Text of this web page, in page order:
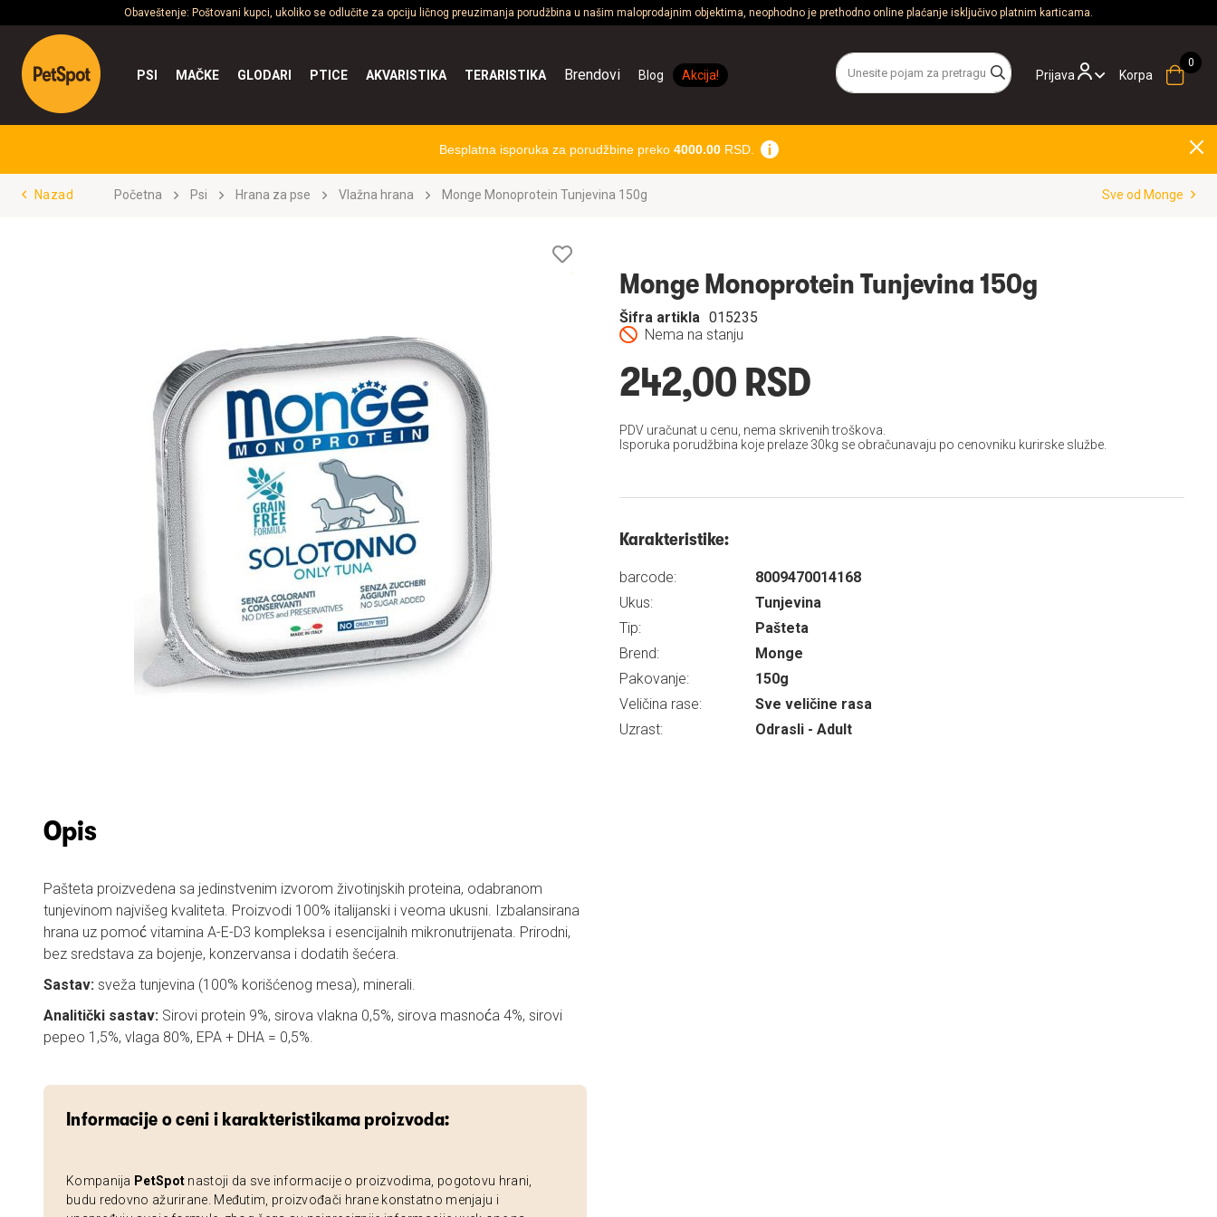
Obaveštenje: Poštovani kupci, ukoliko se odlučite za opciju ličnog preuzimanja porudžbina u našim maloprodajnim objektima, neophodno je prethodno online plaćanje isključivo platnim karticama.
Prijava
PSI MAČKE GLODARI PTICE AKVARISTIKA TERARISTIKA Brendovi Blog Akcija! Korpa
Besplatna isporuka za porudžbine preko 4000.00RSD.
Nazad Početna Psi Hrana za pse Vlažna hrana Monge Monoprotein Tunjevina 150g Sve od Monge
Opis
Pašteta proizvedena sa jedinstvenim izvorom životinjskih proteina, odabranom
tunjevinom najvišeg kvaliteta. Proizvodi 100% italijanski i veoma ukusni. Izbalansirana
hrana uz pomoć vitamina A-E-D3 kompleksa i esencijalnih mikronutrijenata. Prirodni,
bez sredstava za bojenje, konzervansa i dodatih šećera.
Sastav: sveža tunjevina (100% korišćenog mesa), minerali.
Analitički sastav: Sirovi protein 9%, sirova vlakna 0,5%, sirova masnoća 4%, sirovi
pepeo 1,5%, vlaga 80%, EPA + DHA = 0,5%.
Informacije o ceni i karakteristikama proizvoda:
Kompanija PetSpot nastoji da sve informacije o proizvodima, pogotovu hrani,
budu redovno ažurirane. Međutim, proizvođači hrane konstatno menjaju i
želja
Monge Monoprotein Tunjevina 150g
Nema na stanju
Šifra artikla 015235
242,00 RSD
PDV uračunat u cenu, nema skrivenih troškova.
Isporuka porudžbina koje prelaze 30kg se obračunavaju po cenovniku kurirske službe.
Karakteristike:
barcode:
8009470014168
Ukus:
Tunjevina
Tip:
Pašteta
Brend:
Monge
Pakovanje:
150g
Veličina rase:
Sve veličine rasa
Uzrast:
Odrasli - Adult